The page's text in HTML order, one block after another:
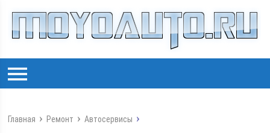
Главная Ремонт Автосервисы